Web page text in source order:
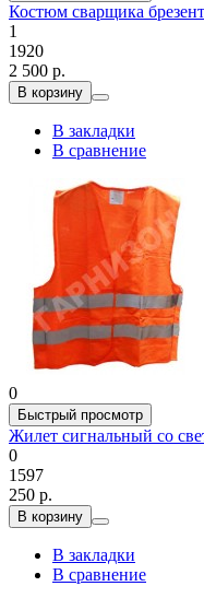
Костюм сварщика
1
1920
2 500 р.
В корзину
В закладки
В сравнение
0
Быстрый просмотр
Жилет сигнальный со
0
1597
250 р.
В корзину
В закладки
В сравнение